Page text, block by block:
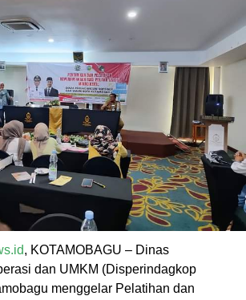
, KOTAMOBAGU – Dinas
dan UMKM (Disperindagkop
menggelar Pelatihan dan